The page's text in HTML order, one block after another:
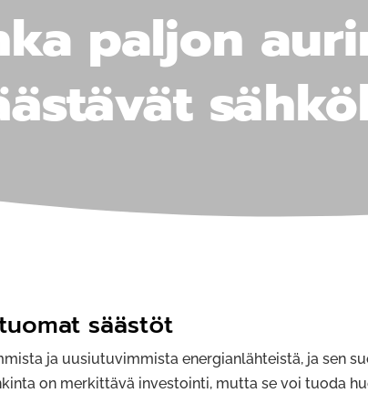
paljon
säästöt
ja uusiutuvimmista energianlähteistä, ja sen
on merkittävä investointi, mutta se voi tuoda